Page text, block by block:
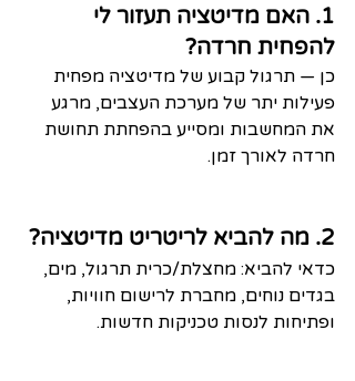
1. האם מדיטציה תעזור לי
להפחית חרדה?
כן — תרגול קבוע של מדיטציה מפחית
פעילות יתר של מערכת העצבים, מרגע
את המחשבות ומסייע בהפחתת תחושת
חרדה לאורך זמן.
2. מה להביא לריטריט מדיטציה?
כדאי להביא: מחצלת/כרית תרגול, מים,
בגדים נוחים, מחברת לרישום חוויות,
ופתיחות לנסות טכניקות חדשות.